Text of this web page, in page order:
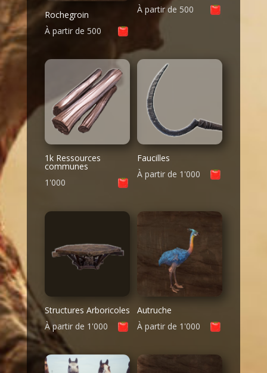
Rochegroin
À partir de 500
À partir de 500
1k Ressources
communes
1'000
Faucilles
À partir de 1'000
Structures Arboricoles
À partir de 1'000
Autruche
À partir de 1'000